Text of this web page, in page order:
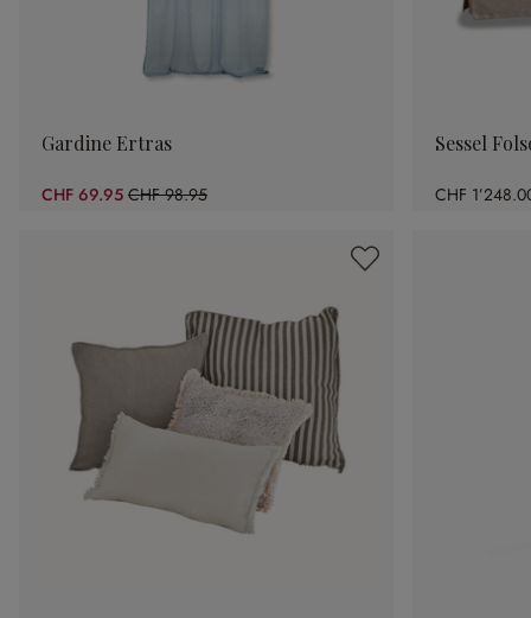
Gardine Ertras
CHF 69.95 CHF 98.95
(29.31% gespart)
Sessel
CHF